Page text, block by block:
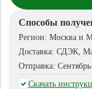
Способы
Регион: Москва и
Доставка: СДЭК,
Отправка:
Скачать